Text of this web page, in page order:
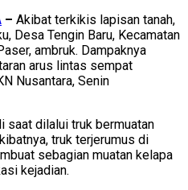
– Akibat terkikis lapisan tanah,
Desa Tengin Baru, Kecamatan
ambruk. Dampaknya
arus lintas sempat
Nusantara, Senin
saat dilalui truk bermuatan
truk terjerumus di
sebagian muatan kelapa
kejadian.